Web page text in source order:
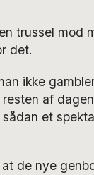
trussel mod
det.
ikke
af
et
de nye